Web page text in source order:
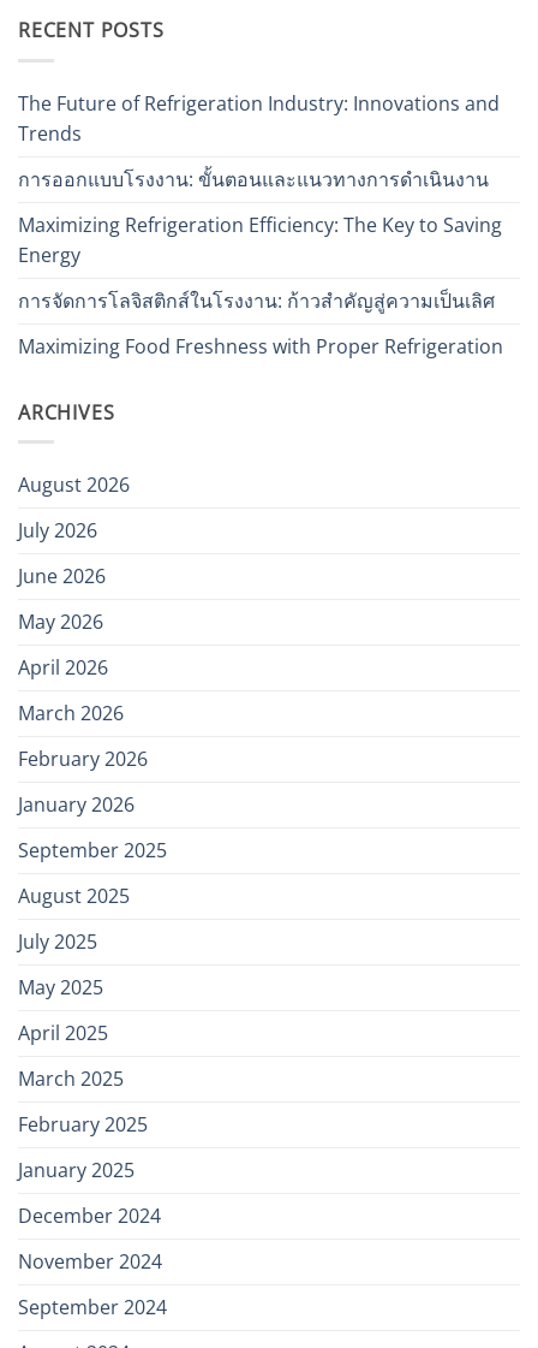
RECENT POSTS
The Future of Refrigeration Industry: Innovations and
Trends
การออกแบบโรงงาน: ขั้นตอนและแนวทางการดำเนินงาน
Maximizing Refrigeration Efficiency: The Key to Saving
Energy
การจัดการโลจิสติกส์ในโรงงาน: ก้าวสำคัญสู่ความเป็นเลิศ
Maximizing Food Freshness with Proper Refrigeration
ARCHIVES
August 2026
July 2026
June 2026
May 2026
April 2026
March 2026
February 2026
January 2026
September 2025
August 2025
July 2025
May 2025
April 2025
March 2025
February 2025
January 2025
December 2024
November 2024
September 2024